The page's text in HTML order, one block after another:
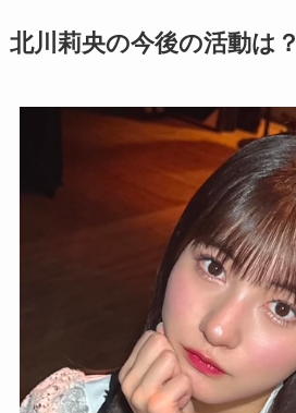
北川莉央の今後の活動は？